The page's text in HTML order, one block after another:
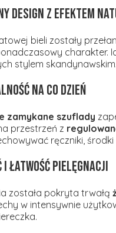
design z efektem
bieli zostały
charakter.
stylem skandynawskim.
na co dzień
zamykane szuflady
przestrzeń z
ręczniki,
i łatwość pielęgnacji
została pokryta trwałą
w intensywnie